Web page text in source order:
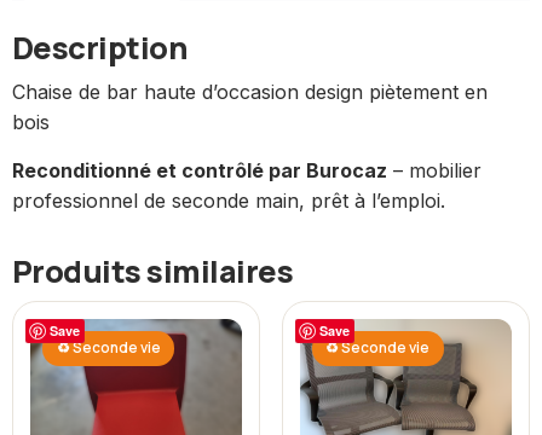
Description
Chaise de bar haute d’occasion design piètement en
bois
Reconditionné et contrôlé par Burocaz – mobilier
professionnel de seconde main, prêt à l’emploi.
Produits similaires
Save
♻ Seconde vie
Save
♻ Seconde vie